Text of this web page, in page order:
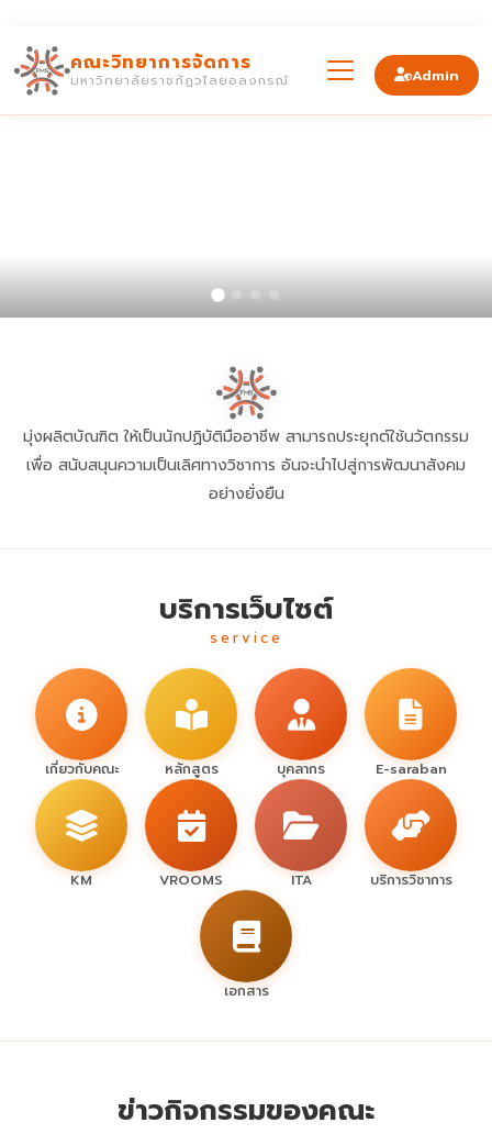
คณะวิทยาการจัดการ
มหาวิทยาลัยราชภัฏวไลยอลงกรณ์ Admin
มุ่งผลิตบัณฑิต ให้เป็นนักปฏิบัติมืออาชีพ สามารถประยุกต์ใช้นวัตกรรม
เพื่อ สนับสนุนความเป็นเลิศทางวิชาการ อันจะนำไปสู่การพัฒนาสังคม
อย่างยั่งยืน
บริการเว็บไซต์
service
เกี่ยวกับคณะ หลักสูตร บุคลากร E-saraban
KM VROOMS ITA บริการวิชาการ
เอกสาร
ข่าวกิจกรรมของคณะ